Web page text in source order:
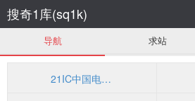
搜奇1库(sq1k)
导航 求站
21IC中国电子网 - 中国电子工程师的首选网站